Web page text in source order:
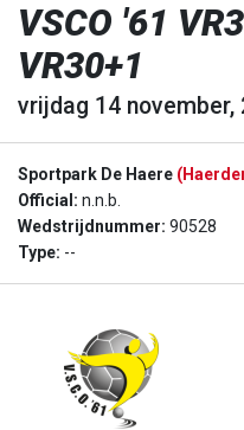
VSCO '61
VR30+1
vrijdag 14 november,
Sportpark De Haere
Official: n.n.b.
Wedstrijdnummer: 90528
Type: --